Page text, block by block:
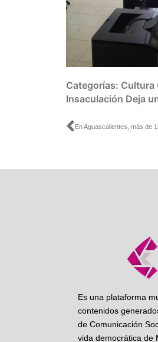
Categorías: Cultura
Insaculación Deja
Ant
Es una plataforma
contenidos
de Comunicación
vida democrática de